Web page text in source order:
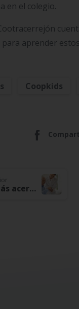
en el colegio.
aprender
Coopkids
Conoce más acerca de cómo protegemos el futuro de nuestros asociados y sus familias